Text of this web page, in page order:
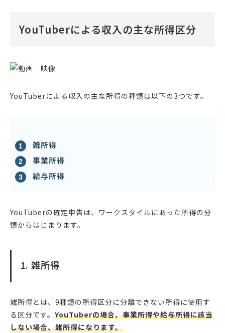
YouTuberによる収入の主な所得区分
YouTuberによる収入の主な所得の種類は以下の3つです。
雑所得
事業所得
給与所得
YouTuberの確定申告は、ワークスタイルにあった所得の分
類からはじまります。
1. 雑所得
雑所得とは、9種類の所得区分に分離できない所得に使用す
る区分です。 YouTuberの場合、事業所得や給与所得に該当
しない場合、雑所得になります。